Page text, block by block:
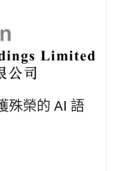
殊榮的 AI 語